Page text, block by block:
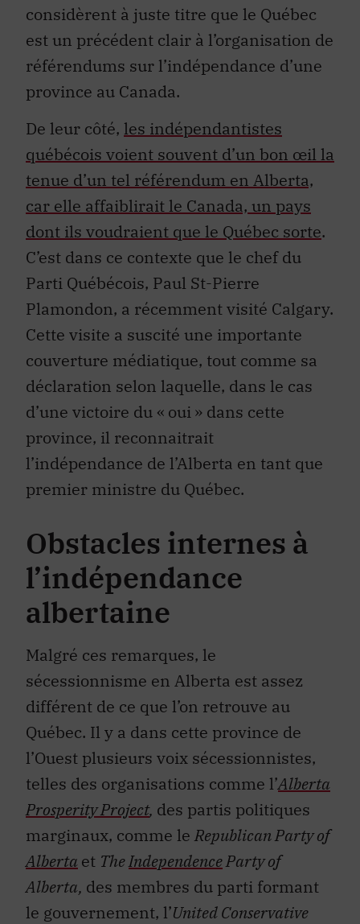
considèrent à juste titre que le Québec
est un précédent clair à l’organisation de
référendums sur l’indépendance d’une
province au Canada.
De leur côté, les indépendantistes
québécois voient souvent d’un bon œil la
tenue d’un tel référendum en Alberta,
car elle affaiblirait le Canada, un pays
dont ils voudraient que le Québec sorte.
C’est dans ce contexte que le chef du
Parti Québécois, Paul St-Pierre
Plamondon, a récemment visité Calgary.
Cette visite a suscité une importante
couverture médiatique, tout comme sa
déclaration selon laquelle, dans le cas
d’une victoire du « oui » dans cette
province, il reconnaitrait
l’indépendance de l’Alberta en tant que
premier ministre du Québec.
Obstacles internes à
l’indépendance
albertaine
Malgré ces remarques, le
sécessionnisme en Alberta est assez
différent de ce que l’on retrouve au
Québec. Il y a dans cette province de
l’Ouest plusieurs voix sécessionnistes,
telles des organisations comme l’Alberta
Prosperity Project, des partis politiques
marginaux, comme le Republican Party of
Albertaet TheIndependenceParty of
Alberta, des membres du parti formant
le gouvernement, l’United Conservative